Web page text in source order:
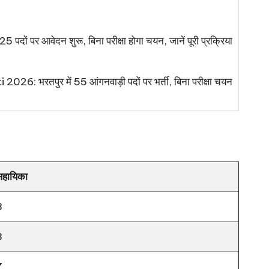
पदों पर आवेदन शुरू, बिना परीक्षा होगा चयन, जानें पूरी प्रक्रिया
भरतपुर में 55 आंगनवाड़ी पदों पर भर्ती, बिना परीक्षा चयन